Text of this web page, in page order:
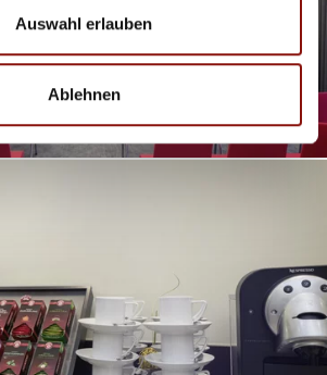
Auswahl erlauben
Ablehnen